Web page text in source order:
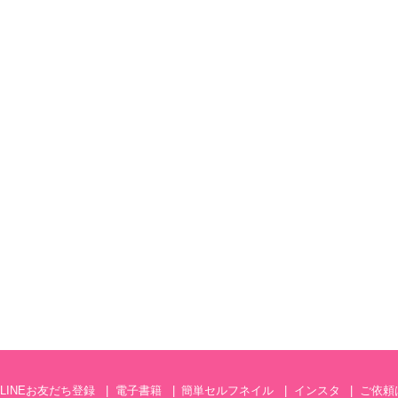
LINEお友だち登録 電子書籍 簡単セルフネイル インスタ ご依頼